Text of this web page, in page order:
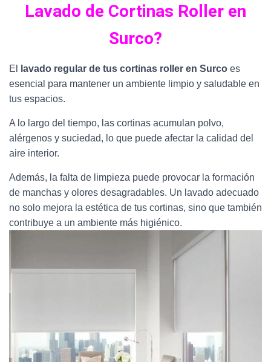
Lavado de Cortinas Roller en
Surco?
El lavado regular de tus cortinas roller en Surco es
esencial para mantener un ambiente limpio y saludable en
tus espacios.
A lo largo del tiempo, las cortinas acumulan polvo,
alérgenos y suciedad, lo que puede afectar la calidad del
aire interior.
Además, la falta de limpieza puede provocar la formación
de manchas y olores desagradables. Un lavado adecuado
no solo mejora la estética de tus cortinas, sino que también
contribuye a un ambiente más higiénico.